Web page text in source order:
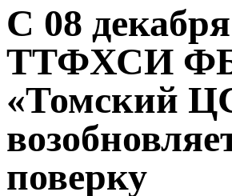
С 08
ТТФХСИ
«Томский
поверку